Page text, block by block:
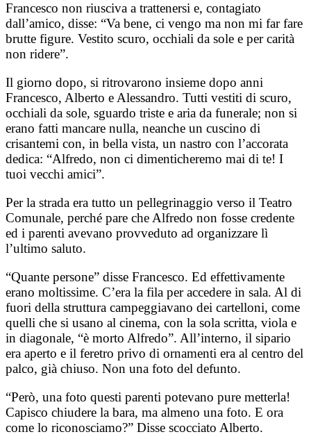
Francesco non riusciva a trattenersi e, contagiato
dall’amico, disse: “Va bene, ci vengo ma non mi far fare
brutte figure. Vestito scuro, occhiali da sole e per carità
non ridere”.
Il giorno dopo, si ritrovarono insieme dopo anni
Francesco, Alberto e Alessandro. Tutti vestiti di scuro,
occhiali da sole, sguardo triste e aria da funerale; non si
erano fatti mancare nulla, neanche un cuscino di
crisantemi con, in bella vista, un nastro con l’accorata
dedica: “Alfredo, non ci dimenticheremo mai di te! I
tuoi vecchi amici”.
Per la strada era tutto un pellegrinaggio verso il Teatro
Comunale, perché pare che Alfredo non fosse credente
ed i parenti avevano provveduto ad organizzare lì
l’ultimo saluto.
“Quante persone” disse Francesco. Ed effettivamente
erano moltissime. C’era la fila per accedere in sala. Al di
fuori della struttura campeggiavano dei cartelloni, come
quelli che si usano al cinema, con la sola scritta, viola e
in diagonale, “è morto Alfredo”. All’interno, il sipario
era aperto e il feretro privo di ornamenti era al centro del
palco, già chiuso. Non una foto del defunto.
“Però, una foto questi parenti potevano pure metterla!
Capisco chiudere la bara, ma almeno una foto. E ora
come lo riconosciamo?” Disse scocciato Alberto.